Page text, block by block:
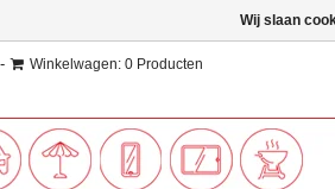
- Winkelwagen: 0 Producten
Wij slaan